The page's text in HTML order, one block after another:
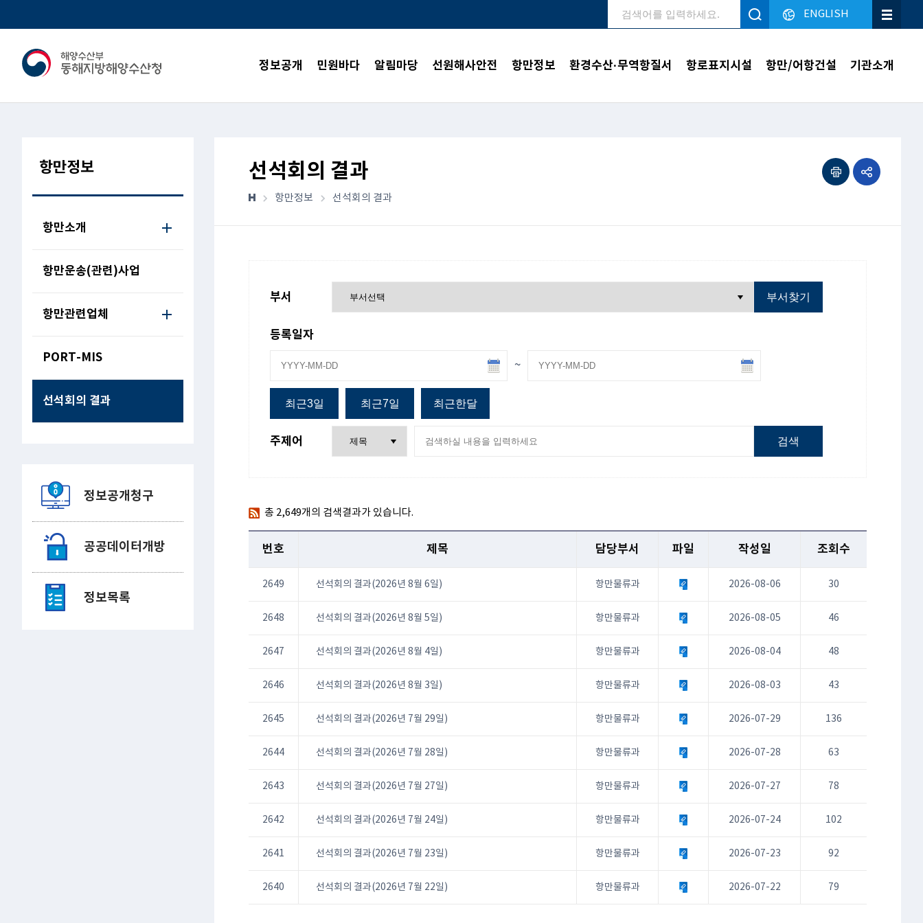
검색
ENGLISH
정보공개 민원바다 알림마당 선원해사안전 항만정보 환경수산·무역항질서 항로표지시설 항만/어항건설 기관소개
항만정보
항만소개
항만운송(관련)사업
항만관련업체
PORT-MIS
선석회의 결과
정보공개청구
공공데이터개방
정보목록
선석회의 결과
항만정보 선석회의 결과
인쇄하기공유하기
부서 부서찾기
등록일자
~
최근3일 최근7일 최근한달
주제어 검색
총 2,649개의 검색결과가 있습니다.
번호 제목 담당부서 파일 작성일 조회수
2649 선석회의 결과(2026년 8월 6일) 항만물류과 2026-08-06 30
2648 선석회의 결과(2026년 8월 5일) 항만물류과 2026-08-05 46
2647 선석회의 결과(2026년 8월 4일) 항만물류과 2026-08-04 48
2646 선석회의 결과(2026년 8월 3일) 항만물류과 2026-08-03 43
2645 선석회의 결과(2026년 7월 29일) 항만물류과 2026-07-29 136
2644 선석회의 결과(2026년 7월 28일) 항만물류과 2026-07-28 63
2643 선석회의 결과(2026년 7월 27일) 항만물류과 2026-07-27 78
2642 선석회의 결과(2026년 7월 24일) 항만물류과 2026-07-24 102
2641 선석회의 결과(2026년 7월 23일) 항만물류과 2026-07-23 92
2640 선석회의 결과(2026년 7월 22일) 항만물류과 2026-07-22 79